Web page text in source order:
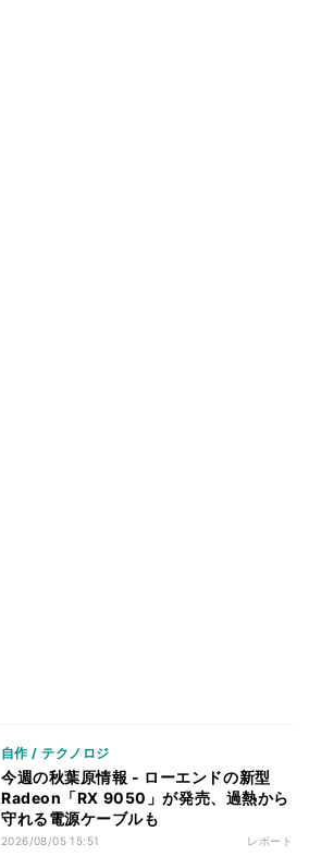
自作 / テクノロジ
今週の秋葉原情報 - ローエンドの新型
Radeon「RX 9050」が発売、過熱から
守れる電源ケーブルも
2026/08/05 15:51 レポート